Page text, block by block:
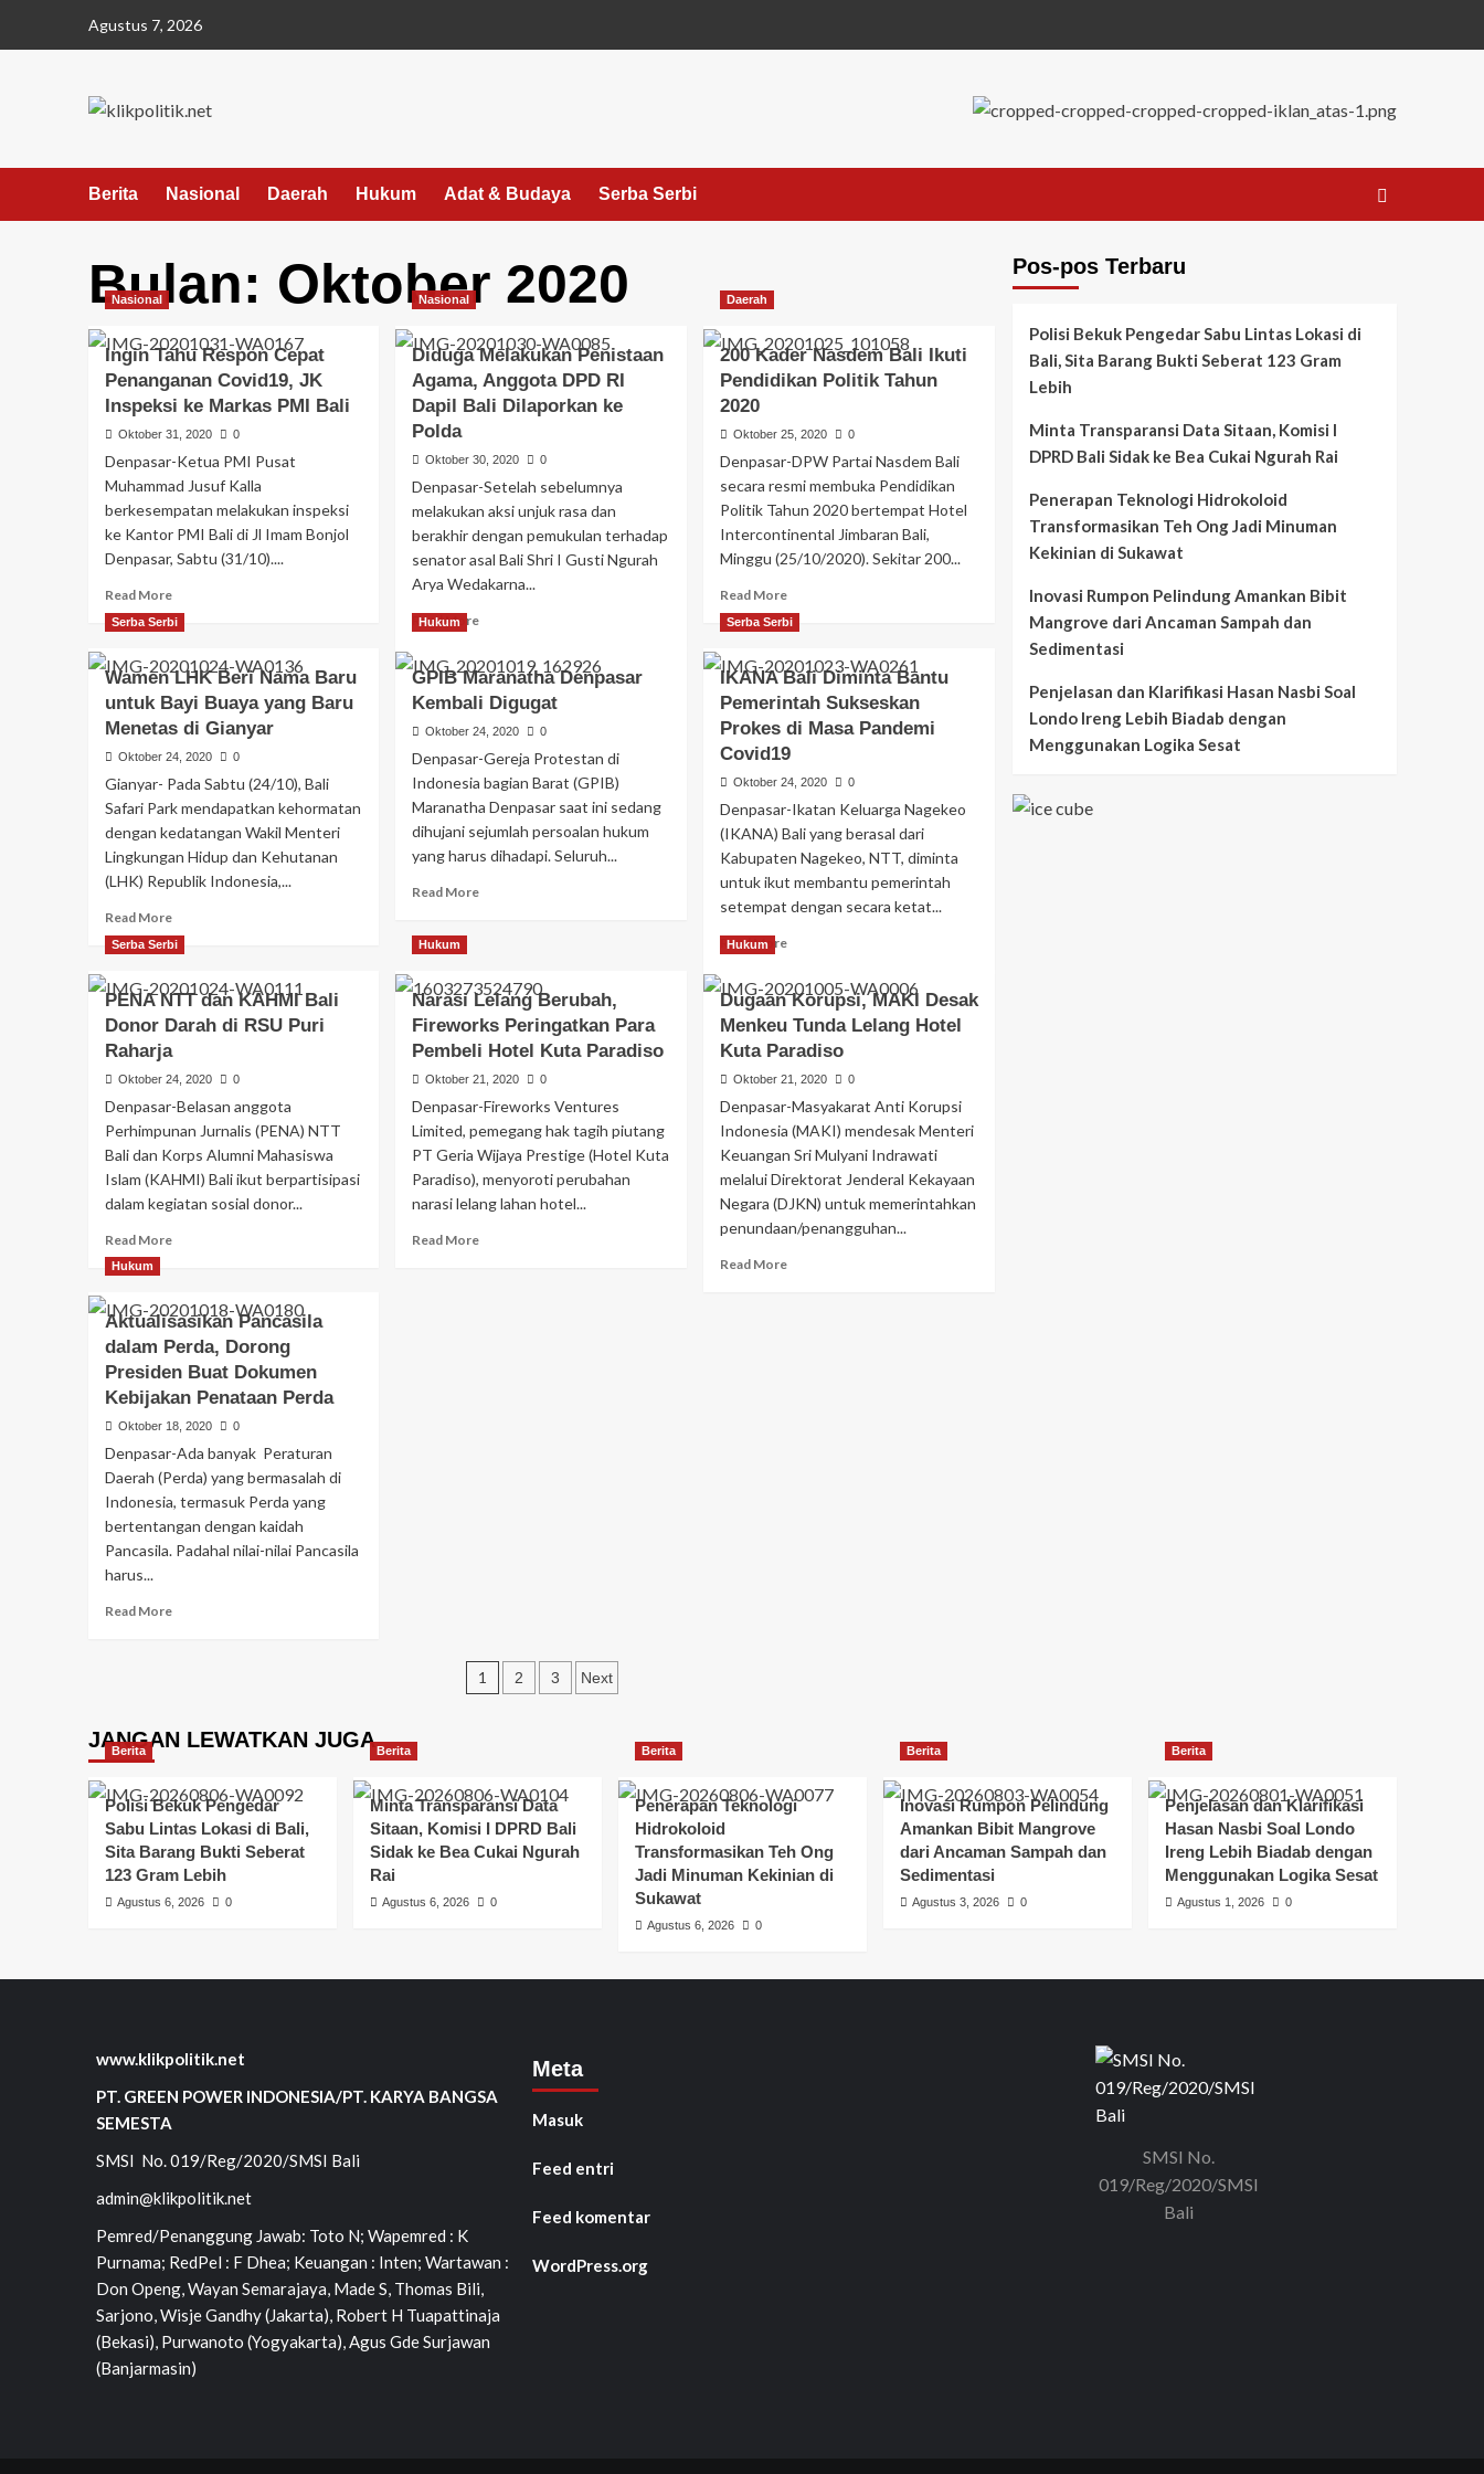
Agustus 7, 2026
Berita Nasional Daerah Hukum Adat & Budaya Serba Serbi
Bulan: Oktober 2020
Nasional
Ingin Tahu Respon Cepat
Penanganan Covid19, JK
Inspeksi ke Markas PMI Bali
Oktober 31, 2020 0
Denpasar-Ketua PMI Pusat
Muhammad Jusuf Kalla
berkesempatan melakukan inspeksi
ke Kantor PMI Bali di Jl Imam Bonjol
Denpasar, Sabtu (31/10)....
Read More
Nasional
Diduga Melakukan Penistaan
Agama, Anggota DPD RI
Dapil Bali Dilaporkan ke
Polda
Oktober 30, 2020 0
Denpasar-Setelah sebelumnya
melakukan aksi unjuk rasa dan
berakhir dengan pemukulan terhadap
senator asal Bali Shri I Gusti Ngurah
Arya Wedakarna...
Read More
Daerah
200 Kader Nasdem Bali Ikuti
Pendidikan Politik Tahun
2020
Oktober 25, 2020 0
Denpasar-DPW Partai Nasdem Bali
secara resmi membuka Pendidikan
Politik Tahun 2020 bertempat Hotel
Intercontinental Jimbaran Bali,
Minggu (25/10/2020). Sekitar 200...
Read More
Serba Serbi
Wamen LHK Beri Nama Baru
untuk Bayi Buaya yang Baru
Menetas di Gianyar
Oktober 24, 2020 0
Gianyar- Pada Sabtu (24/10), Bali
Safari Park mendapatkan kehormatan
dengan kedatangan Wakil Menteri
Lingkungan Hidup dan Kehutanan
(LHK) Republik Indonesia,...
Read More
Hukum
GPIB Maranatha Denpasar
Kembali Digugat
Oktober 24, 2020 0
Denpasar-Gereja Protestan di
Indonesia bagian Barat (GPIB)
Maranatha Denpasar saat ini sedang
dihujani sejumlah persoalan hukum
yang harus dihadapi. Seluruh...
Read More
Serba Serbi
IKANA Bali Diminta Bantu
Pemerintah Sukseskan
Prokes di Masa Pandemi
Covid19
Oktober 24, 2020 0
Denpasar-Ikatan Keluarga Nagekeo
(IKANA) Bali yang berasal dari
Kabupaten Nagekeo, NTT, diminta
untuk ikut membantu pemerintah
setempat dengan secara ketat...
Read More
Serba Serbi
PENA NTT dan KAHMI Bali
Donor Darah di RSU Puri
Raharja
Oktober 24, 2020 0
Denpasar-Belasan anggota
Perhimpunan Jurnalis (PENA) NTT
Bali dan Korps Alumni Mahasiswa
Islam (KAHMI) Bali ikut berpartisipasi
dalam kegiatan sosial donor...
Read More
Hukum
Narasi Lelang Berubah,
Fireworks Peringatkan Para
Pembeli Hotel Kuta Paradiso
Oktober 21, 2020 0
Denpasar-Fireworks Ventures
Limited, pemegang hak tagih piutang
PT Geria Wijaya Prestige (Hotel Kuta
Paradiso), menyoroti perubahan
narasi lelang lahan hotel...
Read More
Hukum
Dugaan Korupsi, MAKI Desak
Menkeu Tunda Lelang Hotel
Kuta Paradiso
Oktober 21, 2020 0
Denpasar-Masyakarat Anti Korupsi
Indonesia (MAKI) mendesak Menteri
Keuangan Sri Mulyani Indrawati
melalui Direktorat Jenderal Kekayaan
Negara (DJKN) untuk memerintahkan
penundaan/penangguhan...
Read More
Hukum
Aktualisasikan Pancasila
dalam Perda, Dorong
Presiden Buat Dokumen
Kebijakan Penataan Perda
Oktober 18, 2020 0
Denpasar-Ada banyak Peraturan
Daerah (Perda) yang bermasalah di
Indonesia, termasuk Perda yang
bertentangan dengan kaidah
Pancasila. Padahal nilai-nilai Pancasila
harus...
Read More
1 2 3 Next
Pos-pos Terbaru
Polisi Bekuk Pengedar Sabu Lintas Lokasi di
Bali, Sita Barang Bukti Seberat 123 Gram
Lebih
Minta Transparansi Data Sitaan, Komisi I
DPRD Bali Sidak ke Bea Cukai Ngurah Rai
Penerapan Teknologi Hidrokoloid
Transformasikan Teh Ong Jadi Minuman
Kekinian di Sukawat
Inovasi Rumpon Pelindung Amankan Bibit
Mangrove dari Ancaman Sampah dan
Sedimentasi
Penjelasan dan Klarifikasi Hasan Nasbi Soal
Londo Ireng Lebih Biadab dengan
Menggunakan Logika Sesat
JANGAN LEWATKAN JUGA
Berita
Polisi Bekuk Pengedar
Sabu Lintas Lokasi di Bali,
Sita Barang Bukti Seberat
123 Gram Lebih
Agustus 6, 2026 0
Berita
Minta Transparansi Data
Sitaan, Komisi I DPRD Bali
Sidak ke Bea Cukai Ngurah
Rai
Agustus 6, 2026 0
Berita
Penerapan Teknologi
Hidrokoloid
Transformasikan Teh Ong
Jadi Minuman Kekinian di
Sukawat
Agustus 6, 2026 0
Berita
Inovasi Rumpon Pelindung
Amankan Bibit Mangrove
dari Ancaman Sampah dan
Sedimentasi
Agustus 3, 2026 0
Berita
Penjelasan dan Klarifikasi
Hasan Nasbi Soal Londo
Ireng Lebih Biadab dengan
Menggunakan Logika Sesat
Agustus 1, 2026 0
www.klikpolitik.net
PT. GREEN POWER INDONESIA/PT. KARYA BANGSA
SEMESTA
SMSI No. 019/Reg/2020/SMSI Bali
admin@klikpolitik.net
Pemred/Penanggung Jawab: Toto N; Wapemred : K
Purnama; RedPel : F Dhea; Keuangan : Inten; Wartawan :
Don Openg, Wayan Semarajaya, Made S, Thomas Bili,
Sarjono, Wisje Gandhy (Jakarta), Robert H Tuapattinaja
(Bekasi), Purwanoto (Yogyakarta), Agus Gde Surjawan
(Banjarmasin)
Meta
Masuk
Feed entri
Feed komentar
WordPress.org
SMSI No.
019/Reg/2020/SMSI
Bali